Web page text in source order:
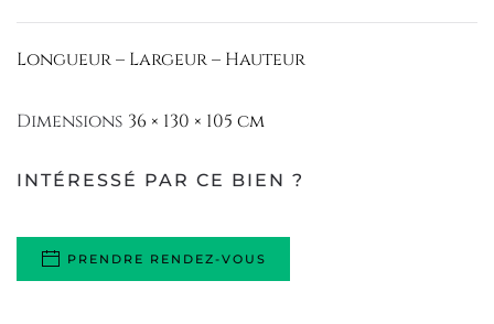
Longueur – Largeur – Hauteur
Dimensions 36 × 130 × 105 cm
INTÉRESSÉ PAR CE BIEN ?
PRENDRE RENDEZ-VOUS